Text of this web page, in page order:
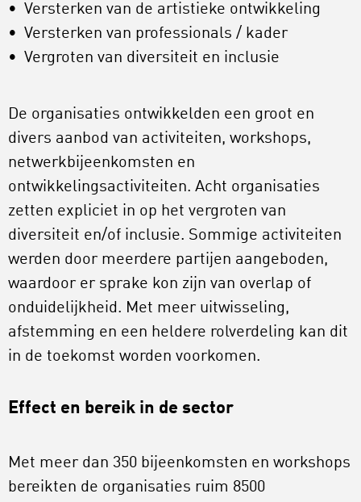
Versterken van de artistieke ontwikkeling
Versterken van professionals / kader
Vergroten van diversiteit en inclusie
De organisaties ontwikkelden een groot en
divers aanbod van activiteiten, workshops,
netwerkbijeenkomsten en
ontwikkelingsactiviteiten. Acht organisaties
zetten expliciet in op het vergroten van
diversiteit en/of inclusie. Sommige activiteiten
werden door meerdere partijen aangeboden,
waardoor er sprake kon zijn van overlap of
onduidelijkheid. Met meer uitwisseling,
afstemming en een heldere rolverdeling kan dit
in de toekomst worden voorkomen.
Effect en bereik in de sector
Met meer dan 350 bijeenkomsten en workshops
bereikten de organisaties ruim 8500